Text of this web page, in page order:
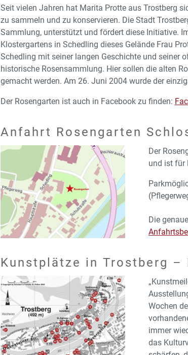
Seit vielen Jahren hat Marita Protte aus Trostberg
zu sammeln und zu konservieren. Die Stadt
Sammlung, unterstützt und fördert diese Initiative.
Klostergartens in Schedling dieses Gelände Frau
Schedling mit seiner langen Geschichte und seiner
historische Rosensammlung. Hier sollen die alten
gemacht werden. Am 26. Juni 2004 wurde der
Der Rosengarten ist auch in Facebook zu finden:
Anfahrt Rosengarten
Der
und ist für
Die
Kunstplätze in Trostberg –
Wochen
immer
das